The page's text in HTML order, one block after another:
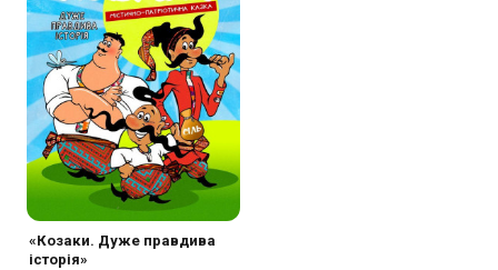
«Козаки. Дуже правдива
історія»